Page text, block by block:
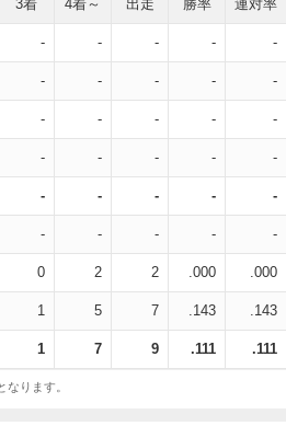
3着 4着～ 出走 勝率 連対率
- - - - -
- - - - -
- - - - -
- - - - -
- - - - -
- - - - -
0 2 2 .000 .000
1 5 7 .143 .143
1 7 9 .111 .111
ります。